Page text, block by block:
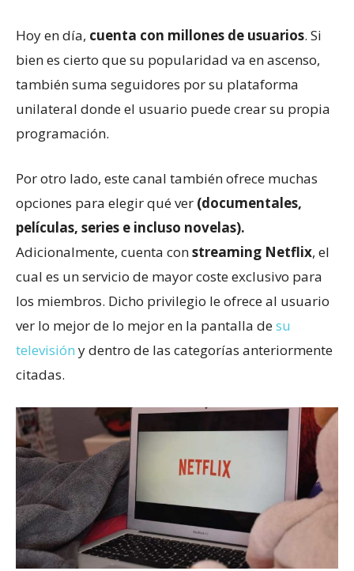
Hoy en día, cuenta con millones de usuarios. Si
bien es cierto que su popularidad va en ascenso,
también suma seguidores por su plataforma
unilateral donde el usuario puede crear su propia
programación.
Por otro lado, este canal también ofrece muchas
opciones para elegir qué ver (documentales,
películas, series e incluso novelas).
Adicionalmente, cuenta constreaming Netflix, el
cual es un servicio de mayor coste exclusivo para
los miembros. Dicho privilegio le ofrece al usuario
ver lo mejor de lo mejor en la pantalla desu
televisión y dentro de las categorías anteriormente
citadas.